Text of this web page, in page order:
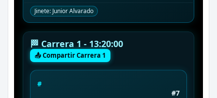
Jinete: Junior Alvarado
🏁 Carrera 1 - 13:20:00
📤 Compartir Carrera 1
#
#7